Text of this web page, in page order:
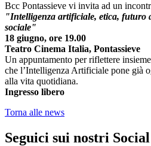
Bcc Pontassieve vi invita ad un
"Intelligenza artificiale, etica, futuro
sociale"
18 giugno, ore 19.00
Teatro Cinema Italia, Pontassieve
Un appuntamento per riflettere
che l’Intelligenza Artificiale pone già
alla vita quotidiana.
Ingresso libero
Torna alle news
Seguici sui nostri Social